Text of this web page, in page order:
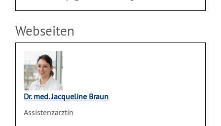
Webseiten
Dr. med. Jacqueline Braun
Assistenzärztin